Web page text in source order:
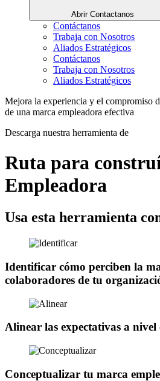
Abrir Contactanos
Contáctanos
Trabaja con Nosotros
Aliados Estratégicos
Contáctanos
Trabaja con Nosotros
Aliados Estratégicos
Mejora la experiencia y el compromiso
de una marca empleadora efectiva
Descarga nuestra herramienta de
Ruta para
Empleadora
Usa esta herramienta
Identificar cómo perciben la
colaboradores de tu
Alinear las expectativas a nivel
Conceptualizar tu marca